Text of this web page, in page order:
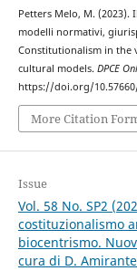
Petters Melo, M.
modelli normativi,
Constitutionalism in the
cultural models. DPCE
https://doi.org/
More Citation
Issue
Vol. 58 No. SP2
costituzionalismo
biocentrismo.
cura di D.